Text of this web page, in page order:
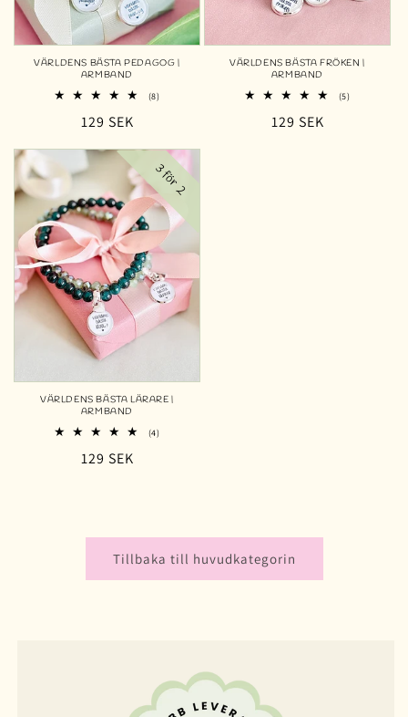
VÄRLDENS BÄSTA PEDAGOG |
ARMBAND
(8)8
Ordinarie
pris
129 SEK
VÄRLDENS BÄSTA FRÖKEN |
ARMBAND
(5)5
Ordinarie
129 SEK
3 för 2
VÄRLDENS BÄSTA LÄRARE |
ARMBAND
(4)4
Ordinarie
129 SEK
Tillbaka till huvudkategorin